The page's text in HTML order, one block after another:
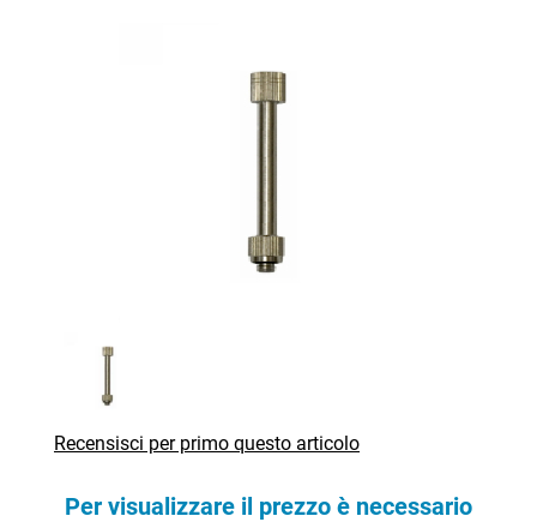
Recensisci per primo questo articolo
Per visualizzare il prezzo è necessario